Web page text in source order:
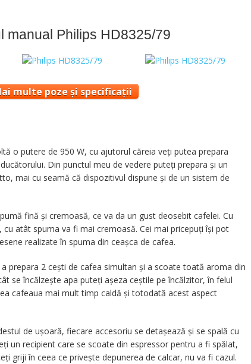
manual Philips HD8325/79
multe poze și specificații
o putere de 950 W, cu ajutorul căreia veți putea prepara
Din punctul meu de vedere puteți prepara și un
mai cu seamă că dispozitivul dispune și de un sistem de
fină și cremoasă, ce va da un gust deosebit cafelei. Cu
atât spuma va fi mai cremoasă. Cei mai pricepuți își pot
realizate în spuma din ceașca de cafea.
prepara 2 cești de cafea simultan și a scoate toată aroma din
se încălzește apa puteți așeza ceștile pe încălzitor, în felul
cafeaua mai mult timp caldă și totodată acest aspect
de ușoară, fiecare accesoriu se detașează și se spală cu
un recipient care se scoate din espressor pentru a fi spălat,
griji în ceea ce privește depunerea de calcar, nu va fi cazul.